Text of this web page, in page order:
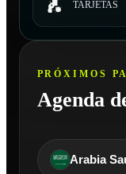
TARJETAS
PRÓXIMOS
Agenda
Arabia